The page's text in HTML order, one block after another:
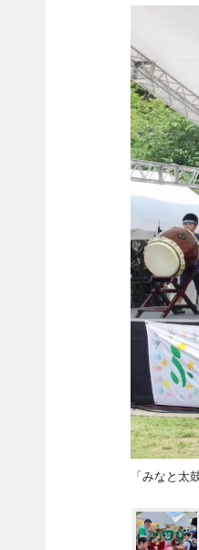
「みなと太